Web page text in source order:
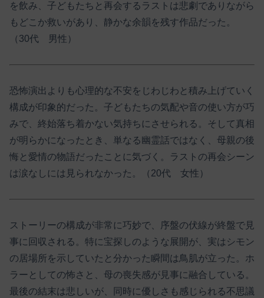
を飲み、子どもたちと再会するラストは悲劇でありながら
もどこか救いがあり、静かな余韻を残す作品だった。
（30代 男性）
恐怖演出よりも心理的な不安をじわじわと積み上げていく
構成が印象的だった。子どもたちの気配や音の使い方が巧
みで、終始落ち着かない気持ちにさせられる。そして真相
が明らかになったとき、単なる幽霊話ではなく、母親の後
悔と愛情の物語だったことに気づく。ラストの再会シーン
は涙なしには見られなかった。（20代 女性）
ストーリーの構成が非常に巧妙で、序盤の伏線が終盤で見
事に回収される。特に宝探しのような展開が、実はシモン
の居場所を示していたと分かった瞬間は鳥肌が立った。ホ
ラーとしての怖さと、母の喪失感が見事に融合している。
最後の結末は悲しいが、同時に優しさも感じられる不思議